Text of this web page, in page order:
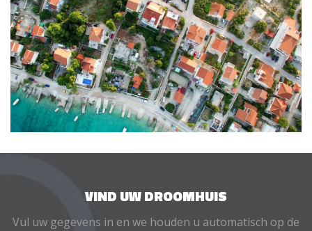
VIND UW DROOMHUIS
Vul uw gegevens in en we houden u automatisch op de